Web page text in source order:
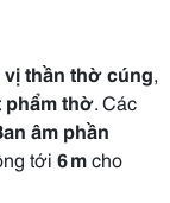
vị thần thờ cúng,
phẩm thờ. Các
âm phần
tới 6 mcho